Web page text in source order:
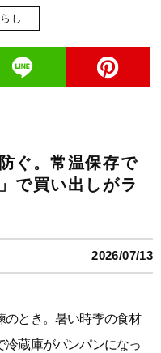
し
ぐ。常温保存で
で買い出しがラ
2026/07/13
のとき。暑い時季の食材
蔵庫がパンパンになっ